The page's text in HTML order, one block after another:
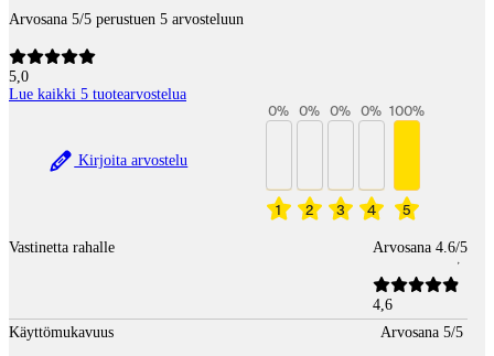
Arvosana 5/5 perustuen 5 arvosteluun
5,0
Lue kaikki 5 tuotearvostelua
Kirjoita arvostelu
1
0%
2
0%
3
0%
4
0%
5
100%
Vastinetta rahalle Arvosana 4.6/5
4,6
Käyttömukavuus
Arvosana 5/5